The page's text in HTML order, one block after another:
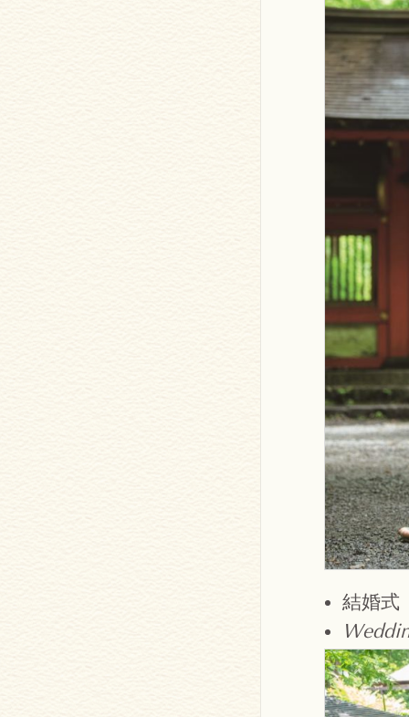
結婚式